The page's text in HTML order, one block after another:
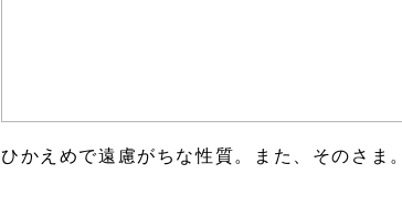
ひかえめで遠慮がちな性質。また、そのさま。